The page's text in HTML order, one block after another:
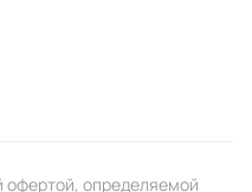
офертой, определяемой